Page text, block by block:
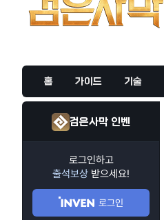
홈 가이드 기술
검은사막 인벤
로그인하고
출석보상 받으세요!
로그인